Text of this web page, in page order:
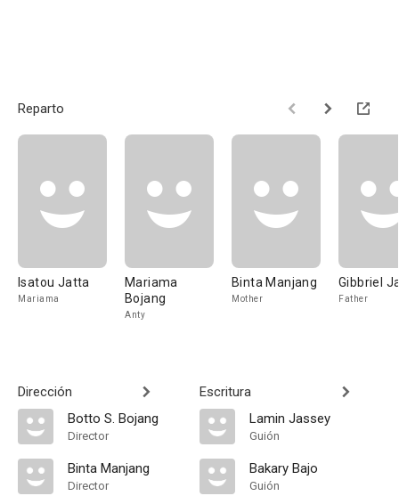
Reparto
Isatou Jatta
Mariama
Mariama
Bojang
Anty
Binta Manjang
Mother
Gibbriel
Father
Dirección
Botto S. Bojang
Director
Binta Manjang
Director
Escritura
Lamin Jassey
Guión
Bakary Bajo
Guión